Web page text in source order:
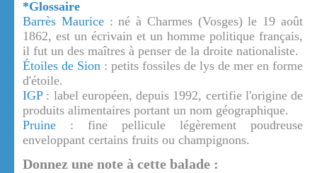
*Glossaire
Barrès Maurice: né à Charmes (Vosges) le 19 août
1862, est un écrivain et un homme politique français,
il fut un des maîtres à penser de la droite nationaliste.
Étoiles de Sion : petits fossiles de lys de mer en forme
d'étoile.
IGP: label européen, depuis 1992, certifie l'origine de
produits alimentaires portant un nom géographique.
Pruine : fine pellicule légèrement poudreuse
enveloppant certains fruits ou champignons.
Donnez une note à cette balade :